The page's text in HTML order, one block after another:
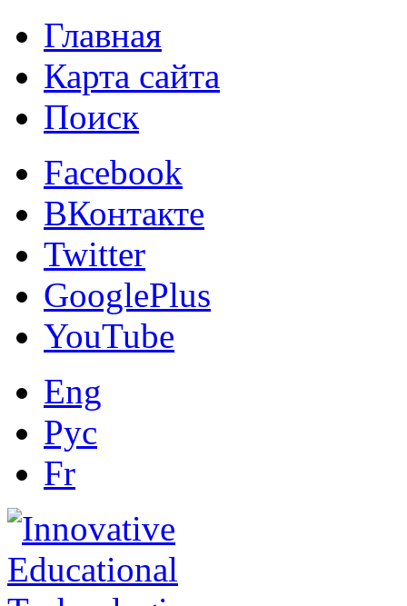
Главная
Карта сайта
Поиск
Facebook
ВКонтакте
Twitter
GooglePlus
YouTube
Eng
Рус
Fr